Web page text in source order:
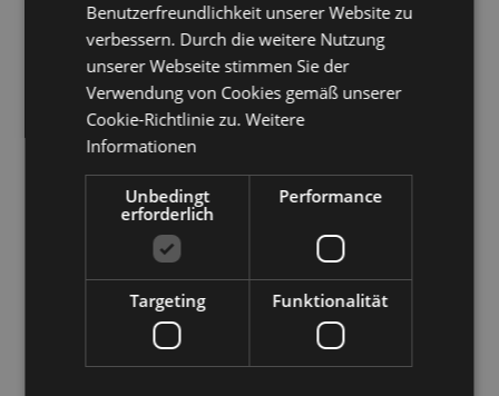
Dieser früher unter dem Namen Costa Ravagnana
bekannte Ort wurde in den Jahren 1705 und 1893
durch Brände schwer beschädigt. Die
Danielemit Gemälden von Pio Solero und Danilo
Soligo wurde 1893 gebaut.
und Schmiedeöfen. Heute kann man hier die
Wohnhaus aus dem 18. Jh., mit einem
angeschlossenen Heuschuppen und einer kleinen
Benutzerfreundlichkeit unserer Website zu
verbessern. Durch die weitere Nutzung
unserer Webseite stimmen Sie der
Verwendung von Cookies gemäß unserer
Cookie-Richtlinie zu. Weitere
Informationen
Unbedingt
erforderlich
Performance
Targeting Funktionalität